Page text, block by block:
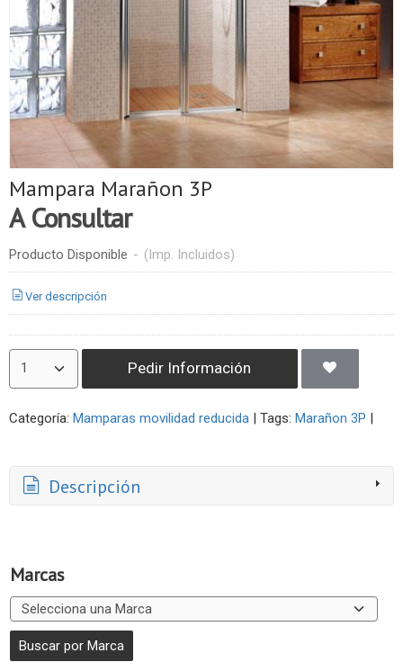
Marcas
Mampara Marañon 3P
A Consultar
Producto Disponible - (Imp. Incluidos)
Ver descripción
Pedir Información
Categoría: Mamparas movilidad reducida | Tags: Marañon 3P |
Descripción